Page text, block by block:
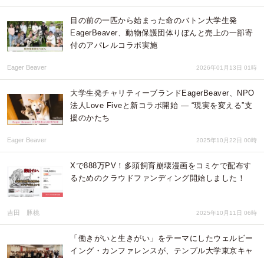
目の前の一匹から始まった命のバトン大学生発
EagerBeaver、動物保護団体りぼんと売上の一部寄
付のアパレルコラボ実施
Eager Beaver 2026年01月13日 01時
大学生発チャリティーブランドEagerBeaver、NPO
法人Love Fiveと新コラボ開始 ― “現実を変える”支
援のかたち
Eager Beaver 2025年10月22日 00時
Xで888万PV！多頭飼育崩壊漫画をコミケで配布す
るためのクラウドファンディング開始しました！
吉田 豚桃 2025年10月11日 06時
「働きがいと生きがい」をテーマにしたウェルビー
イング・カンファレンスが、テンプル大学東京キャ